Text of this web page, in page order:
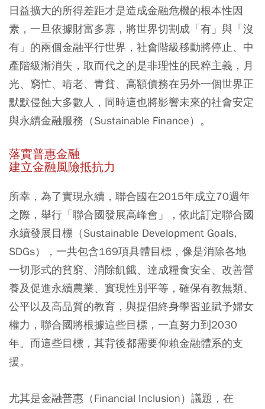
日益擴大的所得差距才是造成金融危機的根本性因
素，一旦依據財富多寡，將世界切割成「有」與「沒
有」的兩個金融平行世界，社會階級移動將停止、中
產階級漸消失，取而代之的是非理性的民粹主義，月
光、窮忙、啃老、青貧、高額債務在另外一個世界正
默默侵蝕大多數人，同時這也將影響未來的社會安定
與永續金融服務（Sustainable Finance）。
落實普惠金融
建立金融風險抵抗力
所幸，為了實現永續，聯合國在2015年成立70週年
之際，舉行「聯合國發展高峰會」，依此訂定聯合國
永續發展目標（Sustainable Development Goals,
SDGs），一共包含169項具體目標，像是消除各地
一切形式的貧窮、消除飢餓、達成糧食安全、改善營
養及促進永續農業、實現性別平等，確保有教無類、
公平以及高品質的教育，與提倡終身學習並賦予婦女
權力，聯合國將根據這些目標，一直努力到2030
年。而這些目標，其背後都需要仰賴金融體系的支
援。
尤其是金融普惠（Financial Inclusion）議題，在